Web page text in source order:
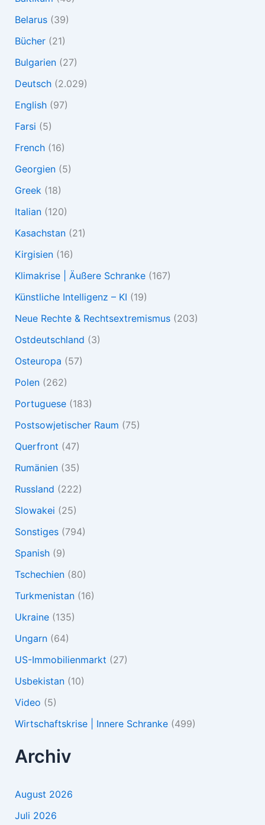
Belarus(39)
Bücher(21)
Bulgarien(27)
Deutsch(2.029)
English(97)
Farsi (5)
French(16)
Georgien(5)
Greek (18)
Italian(120)
Kasachstan(21)
Kirgisien(16)
Klimakrise | Äußere Schranke(167)
Künstliche Intelligenz – KI (19)
Neue Rechte & Rechtsextremismus(203)
Ostdeutschland (3)
Osteuropa (57)
Polen(262)
Portuguese(183)
Postsowjetischer Raum (75)
Querfront (47)
Rumänien(35)
Russland (222)
Slowakei (25)
Sonstiges(794)
Spanish(9)
Tschechien(80)
Turkmenistan(16)
Ukraine(135)
Ungarn(64)
US-Immobilienmarkt (27)
Usbekistan(10)
Video (5)
Wirtschaftskrise | Innere Schranke(499)
Archiv
August 2026
Juli 2026